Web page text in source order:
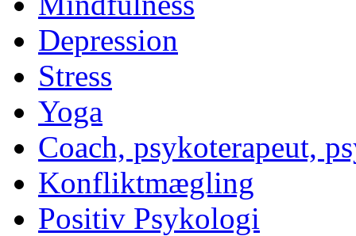
Depression
Stress
Yoga
Coach, psykoterapeut,
Konfliktmægling
Positiv Psykologi